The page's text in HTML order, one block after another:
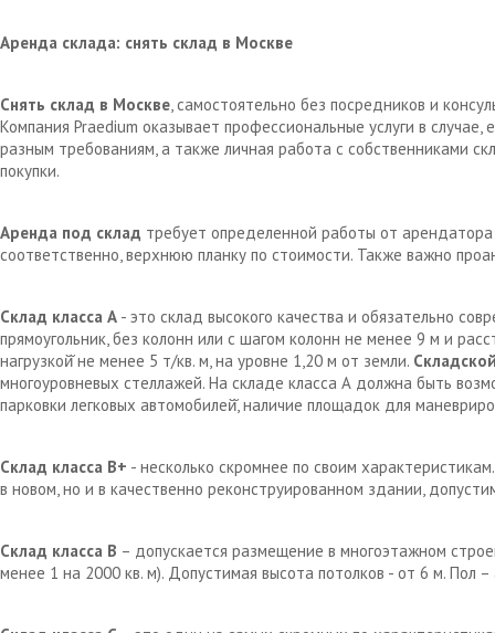
Аренда склада: снять склад в Москве
Снять склад в Москве, самостоятельно без посредников и
Компания Praedium оказывает профессиональные услуги в
разным требованиям, а также личная работа с собственниками
покупки.
Аренда под склад требует определенной работы от
соответственно, верхнюю планку по стоимости. Также важно
Склад класса А - это склад высокого качества и обязательно
прямоугольник, без колонн или с шагом колонн не менее 9 м и
нагрузкой̆ не менее 5 т/кв. м, на уровне 1,20 м от земли.
многоуровневых стеллажей. На складе класса А должна быть
парковки легковых автомобилей̆, наличие площадок для
Склад класса В+ - несколько скромнее по своим
в новом, но и в качественно реконструированном здании,
Склад класса В – допускается размещение в многоэтажном
менее 1 на 2000 кв. м). Допустимая высота потолков - от 6 м. Пол